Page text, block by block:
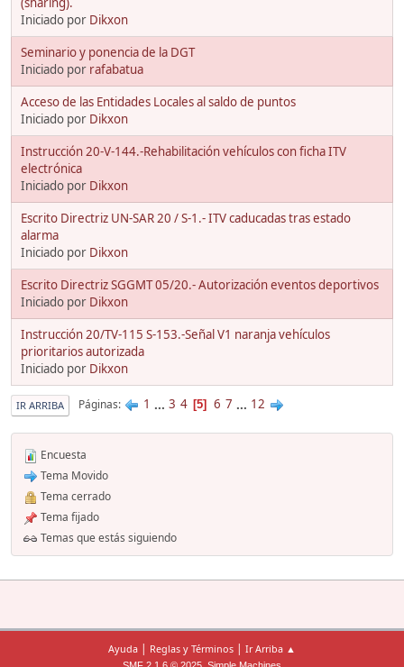
Iniciado por Dikxon
Seminario y ponencia de la DGT
Iniciado por rafabatua
Acceso de las Entidades Locales al saldo de puntos
Iniciado por Dikxon
Instrucción 20-V-144.-Rehabilitación vehículos con ficha ITV
electrónica
Iniciado por Dikxon
Escrito Directriz UN-SAR 20 / S-1.- ITV caducadas tras estado
alarma
Iniciado por Dikxon
Escrito Directriz SGGMT 05/20.- Autorización eventos deportivos
Iniciado por Dikxon
Instrucción 20/TV-115 S-153.-Señal V1 naranja vehículos
prioritarios autorizada
Iniciado por Dikxon
IR ARRIBA Páginas 1 ... 3 4 5 6 7 ... 12
Encuesta
Tema Movido
Tema cerrado
Tema fijado
Temas que estás siguiendo
Ayuda | Reglas y Términos | Ir Arriba ▲